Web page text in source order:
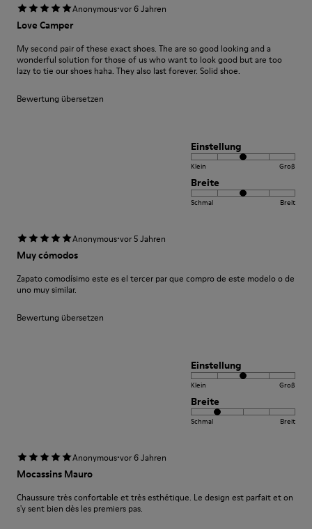
Anonymous·vor 6 Jahren
Love Camper
My second pair of these exact shoes. The are so good looking and a
wonderful solution for those of us who want to look good but are too
lazy to tie our shoes haha. They also last forever. Solid shoe.
Bewertung übersetzen
Einstellung
Klein Groß
Breite
Schmal Breit
Anonymous·vor 5 Jahren
Muy cómodos
Zapato comodísimo este es el tercer par que compro de este modelo o de
uno muy similar.
Bewertung übersetzen
Einstellung
Klein Groß
Breite
Schmal Breit
Anonymous·vor 6 Jahren
Mocassins Mauro
Chaussure très confortable et très esthétique. Le design est parfait et on
s'y sent bien dès les premiers pas.